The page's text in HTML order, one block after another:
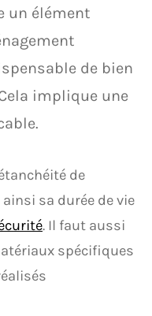
un élément
de bien
implique une
de
sa durée de vie
. Il faut aussi
spécifiques